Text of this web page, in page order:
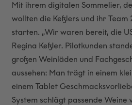
Mit ihrem digitalen Sommelier,
wollten die Keßlers und ihr Team
starten. „Wir waren bereit, die
Regina Keßler. Pilotkunden
großen Weinläden und
aussehen: Man trägt in einem
einem Tablet
System schlägt passende Weine